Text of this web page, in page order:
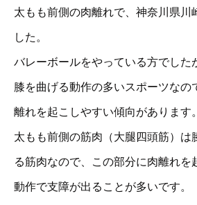
太もも前側の肉離れで、神奈川県川
した。
バレーボールをやっている方でした
膝を曲げる動作の多いスポーツなの
離れを起こしやすい傾向があります。
太もも前側の筋肉（大腿四頭筋）は
る筋肉なので、この部分に肉離れを
動作で支障が出ることが多いです。